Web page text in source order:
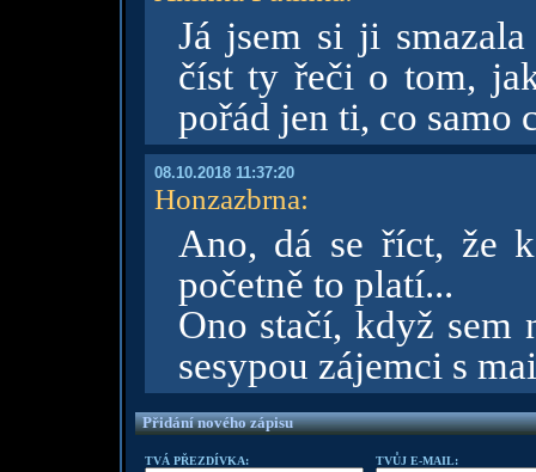
Já jsem si ji
číst ty řeči o tom,
pořád jen ti, co samo
08.10.2018 11:37:20
Honzazbrna:
Ano, dá se říct, že
početně to platí...
Ono stačí, když sem
sesypou zájemci s
Přidání nového zápisu
TVÁ PŘEZDÍVKA: TVŮJ E-MAIL: